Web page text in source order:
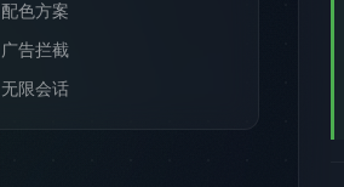
配色方案
广告拦截
无限会话